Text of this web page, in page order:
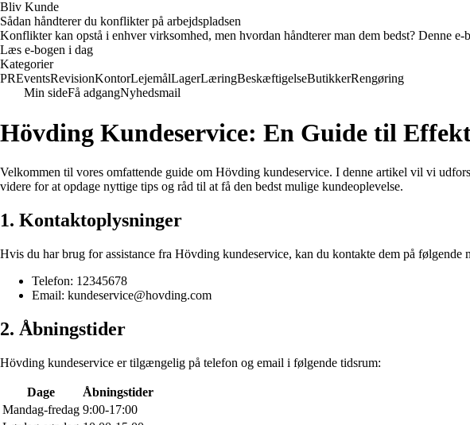
Bliv Kunde
Sådan håndterer du konflikter på arbejdspladsen
Konflikter kan opstå i enhver virksomhed, men hvordan håndterer man dem bedst? Denne
Læs e-bogen i dag
Kategorier
PREventsRevisionKontorLejemålLagerLæringBeskæftigelseButikkerRengøring
Min sideFå adgangNyhedsmail
Hövding Kundeservice: En Guide til
Velkommen til vores omfattende guide om Hövding kundeservice. I denne artikel vil vi
videre for at opdage nyttige tips og råd til at få den bedst mulige kundeoplevelse.
1. Kontaktoplysninger
Hvis du har brug for assistance fra Hövding kundeservice, kan du kontakte dem på følgende
Telefon: 12345678
Email: kundeservice@hovding.com
2. Åbningstider
Hövding kundeservice er tilgængelig på telefon og email i følgende tidsrum:
Dage
Åbningstider
Mandag-fredag 9:00-17:00